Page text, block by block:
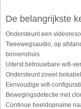
De belangrijkste
Ondersteunt een
Tweewegsaudio, op
binnenshuis
Uiterst betrouwbare wifi-
Ondersteunt zowel
Eenvoudige wifi-
Bewegingsdetectie met
Continue beeldopname